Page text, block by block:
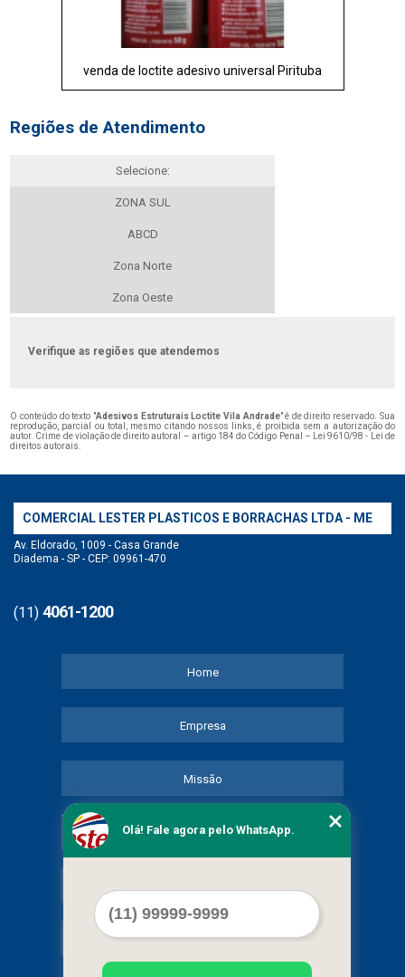
venda de loctite adesivo universal Pirituba
Regiões de Atendimento
Selecione:
ZONA SUL
ABCD
Zona Norte
Zona Oeste
Verifique as regiões que atendemos
O conteúdo do texto "Adesivos Estruturais Loctite Vila Andrade" é de direito reservado. Sua
reprodução, parcial ou total, mesmo citando nossos links, é proibida sem a autorização do
autor. Crime de violação de direito autoral – artigo 184 do Código Penal –
Lei 9610/98 - Lei de
direitos autorais
COMERCIAL LESTER PLASTICOS E BORRACHAS LTDA - ME
Av. Eldorado, 1009 - Casa Grande
Diadema - SP - CEP: 09961-470
(11) 4061-1200
Home
Empresa
Missão
Serviços
Mapa do site
Olá! Fale agora pelo WhatsApp.